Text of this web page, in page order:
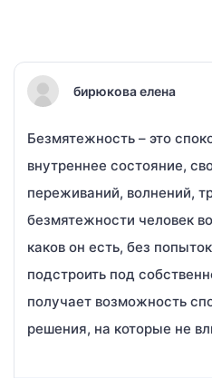
бирюкова елена
Безмятежность – это
внутреннее состояние,
переживаний, волнений,
безмятежности человек
каков он есть, без
подстроить под
получает возможность
решения, на которые не